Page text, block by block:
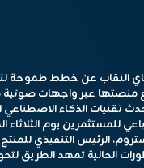
النقاب عن خطط طموحة
عبر واجهات صوتية
تقنيات الذكاء الاصطناعي
للمستثمرين يوم
الرئيس التنفيذي للمنتج
الحالية تمهد الطريق